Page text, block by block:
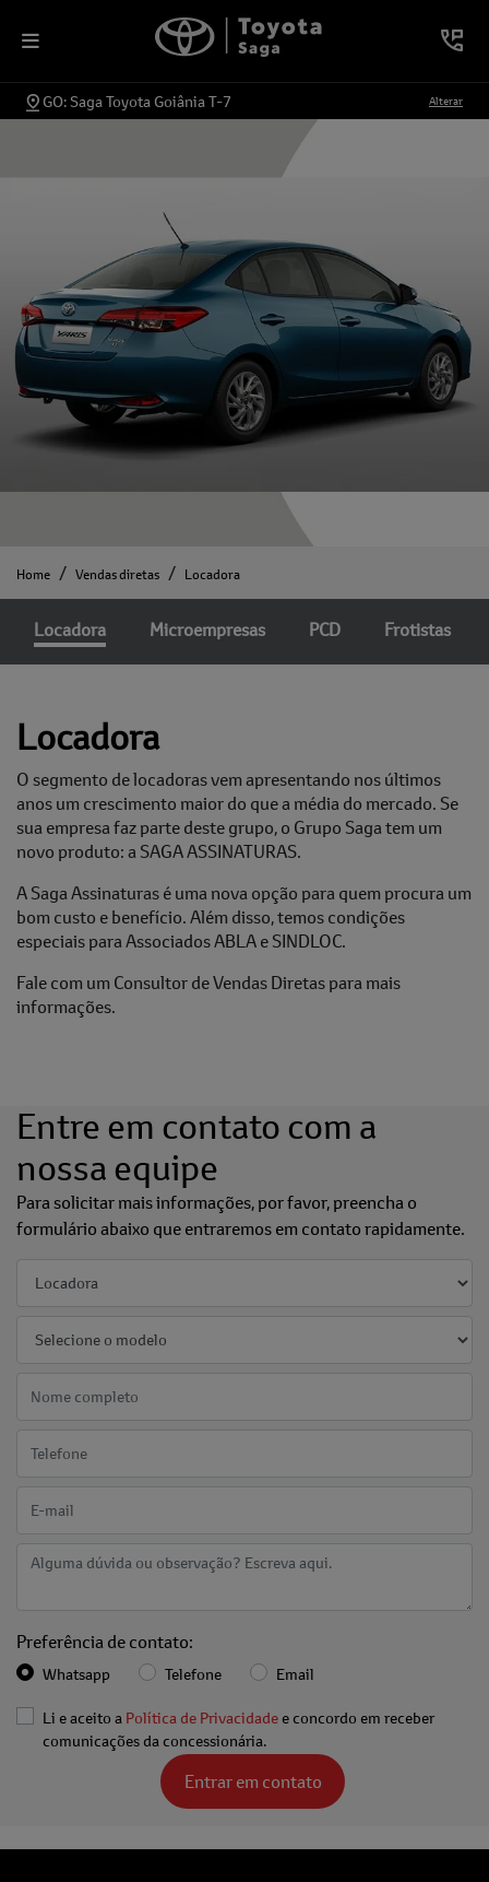
GO: Saga Toyota Goiânia T-7 Alterar
Home Vendas diretas Locadora
Microempresas PCD
Locadora Frotistas
Locadora
O segmento de locadoras vem apresentando nos últimos
anos um crescimento maior do que a média do mercado. Se
sua empresa faz parte deste grupo, o Grupo Saga tem um
novo produto: a SAGA ASSINATURAS.
A Saga Assinaturas é uma nova opção para quem procura um
bom custo e benefício. Além disso, temos condições
especiais para Associados ABLA e SINDLOC.
Fale com um Consultor de Vendas Diretas para mais
informações.
Entre em contato com a
nossa equipe
Para solicitar mais informações, por favor, preencha o
formulário abaixo que entraremos em contato rapidamente.
Preferência de contato:
Whatsapp Telefone Email
Li e aceito a Política de Privacidade e concordo em receber
comunicações da concessionária.
Entrar em contato